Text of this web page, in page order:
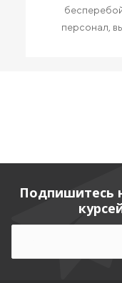
персонал,
Подпишитесь